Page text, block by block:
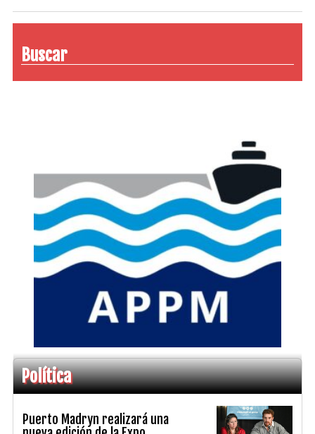
Buscar
Política
Puerto Madryn realizará una